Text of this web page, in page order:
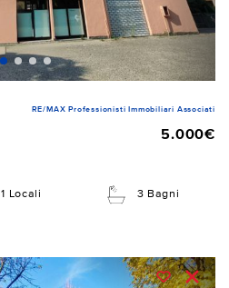
RE/MAX Professionisti Immobiliari Associati
5.000€
1 Locali 3 Bagni